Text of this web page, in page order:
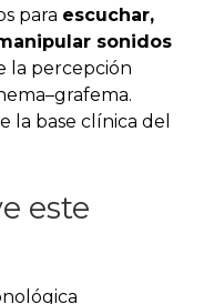
para escuchar,
sonidos
la percepción
la base clínica del
este